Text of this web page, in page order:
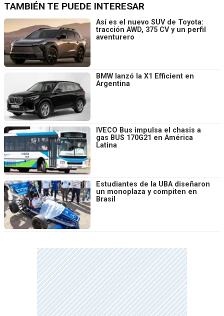
TAMBIÉN TE PUEDE INTERESAR
Así es el nuevo SUV de Toyota:
tracción AWD, 375 CV y un perfil
aventurero
BMW lanzó la X1 Efficient en
Argentina
IVECO Bus impulsa el chasis a
gas BUS 170G21 en América
Latina
Estudiantes de la UBA diseñaron
un monoplaza y compiten en
Brasil